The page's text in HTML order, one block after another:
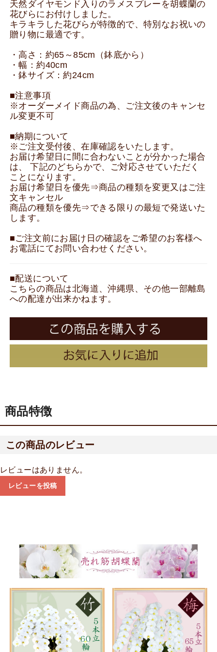
天然ダイヤモンド入りのラメスプレーを胡蝶蘭の
花びらにお付けしました。
キラキラした花びらが特徴的で、特別なお祝いの
贈り物に最適です。
・高さ：約65～85cm（鉢底から）
・幅：約40cm
・鉢サイズ：約24cm
■注意事項
※オーダーメイド商品の為、ご注文後のキャンセ
ル変更不可
■納期について
※ご注文受付後、在庫確認をいたします。
お届け希望日に間に合わないことが分かった場合
は、 下記のどちらかで、ご対応させていただく
ことになります。
お届け希望日を優先⇒商品の種類を変更又はご注
文キャンセル
商品の種類を優先⇒できる限りの最短で発送いた
します。
■ご注文前にお届け日の確認をご希望のお客様へ
お電話にてお問い合わせください。
■配送について
こちらの商品は北海道、沖縄県、その他一部離島
への配達が出来かねます。
商品特徴
この商品のレビュー
レビューはありません。
レビューを投稿